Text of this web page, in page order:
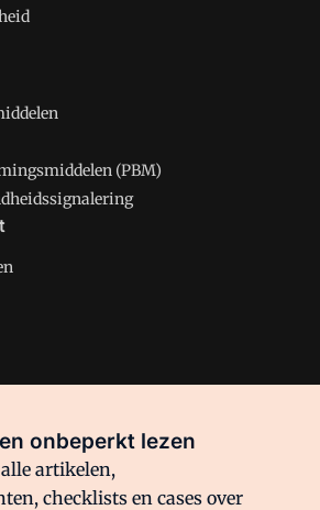
(PBM)
onbeperkt lezen
artikelen,
checklists en cases over